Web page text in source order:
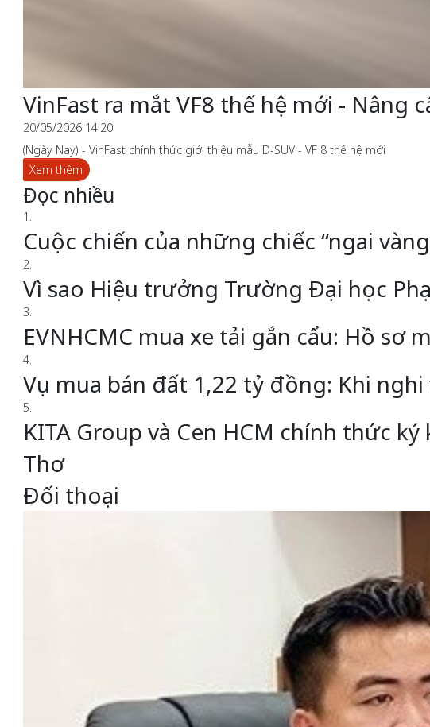
VinFast ra mắt VF8 thế hệ mới -
20/05/2026 14:20
(Ngày Nay) - VinFast chính thức giới thiệu mẫu D-SUV - VF 8 thế hệ mới
Xem thêm
Đọc nhiều
1.
Cuộc chiến của những chiếc “ngai
2.
Vì sao Hiệu trưởng Trường Đại học
3.
EVNHCMC mua xe tải gắn cẩu: Hồ sơ
4.
Vụ mua bán đất 1,22 tỷ đồng: Khi
5.
KITA Group và Cen HCM chính thức
Thơ
Đối thoại